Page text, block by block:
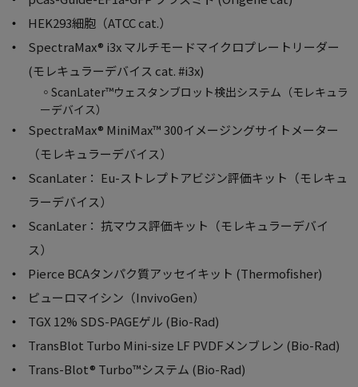
HEK293細胞（ATCC cat.）
SpectraMax® i3x マルチモードマイクロプレートリーダー
(モレキュラーデバイス cat. #i3x)
◦ScanLater™ウェスタンブロット検出システム（モレキュラ
ーデバイス）
SpectraMax® MiniMax™ 300イメージングサイトメーター
（モレキュラーデバイス）
ScanLater： Eu-ストレプトアビジン評価キット（モレキュ
ラーデバイス）
ScanLater： 抗マウス評価キット（モレキュラーデバイ
ス）
Pierce BCAタンパク質アッセイキット (Thermofisher)
ピューロマイシン（InvivoGen）
TGX 12% SDS-PAGEゲル (Bio-Rad)
TransBlot Turbo Mini-size LF PVDFメンブレン (Bio-Rad)
Trans-Blot® Turbo™システム (Bio-Rad)